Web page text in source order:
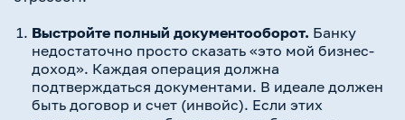
Выстройте полный документооборот. Банку
недостаточно просто сказать «это мой бизнес-
доход». Каждая операция должна
подтверждаться документами. В идеале должен
быть договор и счет (инвойс). Если этих